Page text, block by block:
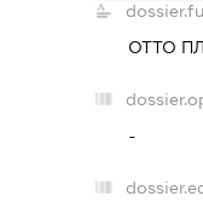
ОТТО
-